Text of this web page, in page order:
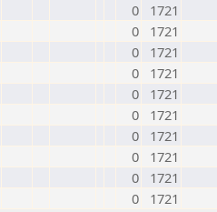
0
1721
0
1721
0
1721
0
1721
0
1721
0
1721
0
1721
0
1721
0
1721
0 1721